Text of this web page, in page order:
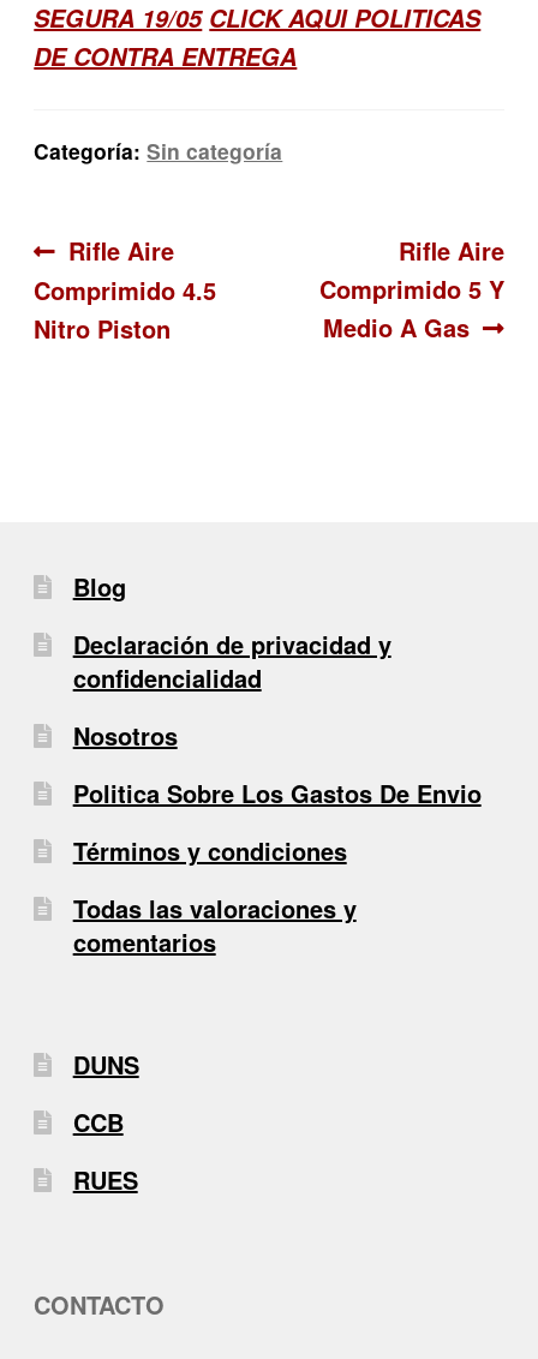
SEGURA 19/05 CLICK AQUI POLITICAS
DE CONTRA ENTREGA
Categoría:Sin categoría
Navegación
de
Anterior:
Rifle Aire
Comprimido 4.5
Nitro Piston
Siguiente:
Rifle Aire
Comprimido 5 Y
Medio A Gas
Blog
Declaración de privacidad y
confidencialidad
Nosotros
Politica Sobre Los Gastos De Envio
Términos y condiciones
Todas las valoraciones y
comentarios
DUNS
CCB
RUES
CONTACTO